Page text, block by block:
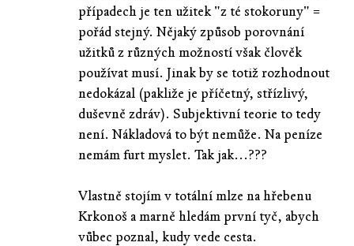
případech je ten užitek "z té stokoruny" =
pořád stejný. Nějaký způsob porovnání
užitků z různých možností však člověk
používat musí. Jinak by se totiž rozhodnout
nedokázal (pakliže je příčetný, střízlivý,
duševně zdráv). Subjektivní teorie to tedy
není. Nákladová to být nemůže. Na peníze
nemám furt myslet. Tak jak...???
Vlastně stojím v totální mlze na hřebenu
Krkonoš a marně hledám první tyč, abych
vůbec poznal, kudy vede cesta.